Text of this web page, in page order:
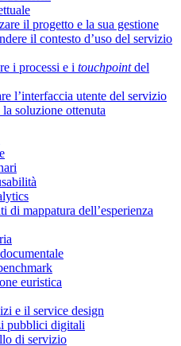
il progetto e la sua gestione
il contesto d’uso del servizio
i processi e i touchpointdel
l’interfaccia utente del servizio
soluzione ottenuta
di mappatura dell’esperienza
euristica
e il service design
pubblici digitali
di servizio